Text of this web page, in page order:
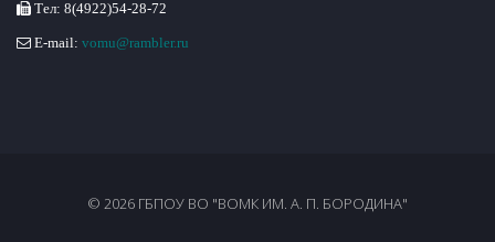
Тел: 8(4922)54-28-72
E-mail: vomu@rambler.ru
© 2026 ГБПОУ ВО "ВОМК ИМ. А. П. БОРОДИНА"